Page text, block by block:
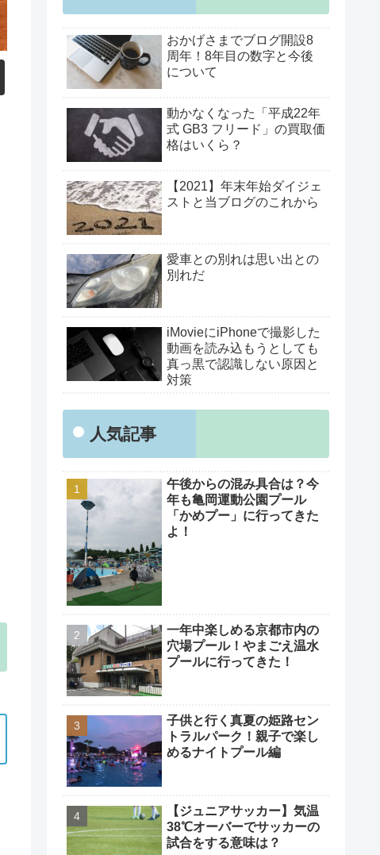
おかげさまでブログ開設8
周年！8年目の数字と今後
について
動かなくなった「平成22年
式 GB3 フリード」の買取価
格はいくら？
【2021】年末年始ダイジェ
ストと当ブログのこれから
愛車との別れは思い出との
別れだ
iMovieにiPhoneで撮影した
動画を読み込もうとしても
真っ黒で認識しない原因と
対策
人気記事
午後からの混み具合は？今
年も亀岡運動公園プール
「かめプー」に行ってきた
よ！
一年中楽しめる京都市内の
穴場プール！やまごえ温水
プールに行ってきた！
子供と行く真夏の姫路セン
トラルパーク！親子で楽し
めるナイトプール編
【ジュニアサッカー】気温
38℃オーバーでサッカーの
試合をする意味は？